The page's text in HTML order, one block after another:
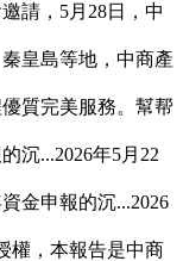
請，5月28日，中
皇島等地，中商產
質完美服務。幫帮
沉...2026年5月22
金申報的沉...2026
權，本報告是中商